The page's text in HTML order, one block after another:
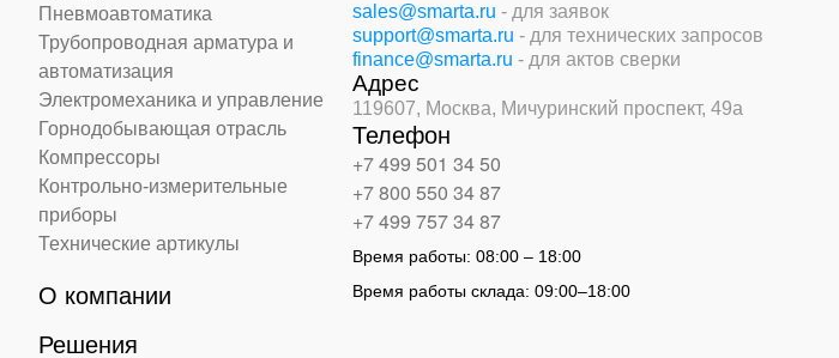
Пневмоавтоматика
Трубопроводная арматура и
автоматизация
Электромеханика и управление
Горнодобывающая отрасль
Компрессоры
Контрольно-измерительные
приборы
Технические артикулы
О компании
Решения
sales@smarta.ru - для заявок
support@smarta.ru - для технических запросов
finance@smarta.ru - для актов сверки
Адрес
119607, Москва, Мичуринский проспект, 49а
Телефон
+7 499 501 34 50
+7 800 550 34 87
+7 499 757 34 87
Время работы:08:00 – 18:00
Время работы склада:09:00–18:00